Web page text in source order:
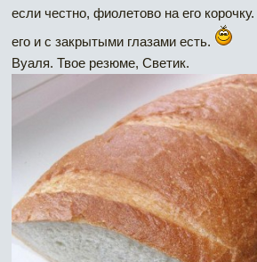
если честно, фиолетово на его корочку.
его и с закрытыми глазами есть.
Вуаля. Твое резюме, Светик.